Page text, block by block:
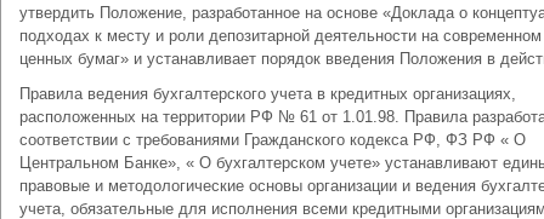
утвердить Положение, разработанное на основе «Доклада о
подходах к месту и роли депозитарной деятельности на
ценных бумаг» и устанавливает порядок введения Положения в
Правила ведения бухгалтерского учета в кредитных организациях,
расположенных на территории РФ № 61 от 1.01.98. Правила
соответствии с требованиями Гражданского кодекса РФ, ФЗ РФ « О
Центральном Банке», « О бухгалтерском учете» устанавливают
правовые и методологические основы организации и ведения
учета, обязательные для исполнения всеми кредитными